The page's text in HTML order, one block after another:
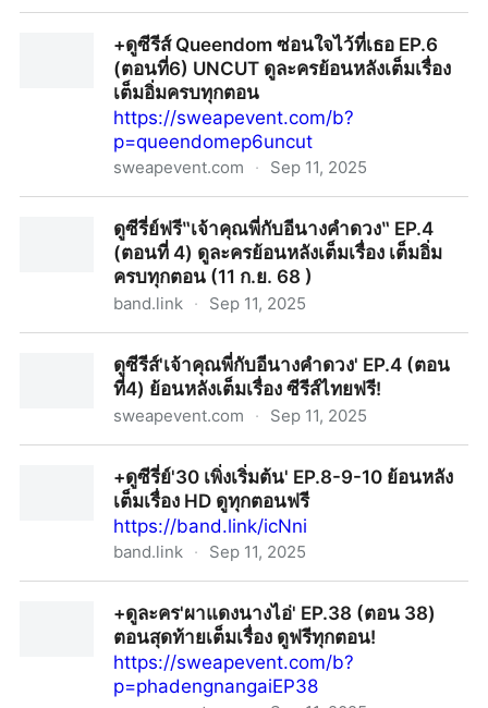
เต็มอิ่มครบทุกตอน+ดูซีรีส์ Queendom ซ่อนใจไว้ที่เธอ EP.6
(ตอนที่6) UNCUT ดูละครย้อนหลังเต็มเรื่อง
เต็มอิ่มครบทุกตอน
https://sweapevent.com/b?
p=queendomep6uncut
sweapevent.com · Sep 11, 2025
UNCUT ดูละครย้อนหลังเต็มเรื่อง เต็มอิ่มครบทุกตอน
ดูซีรี่ย์ฟรี‶เจ้าคุณพี่กับอีนางคำดวง‶ EP.4
(ตอนที่ 4) ดูละครย้อนหลังเต็มเรื่อง เต็มอิ่ม
ครบทุกตอน (11 ก.ย. 68 )
band.link · Sep 11, 2025
ย้อนหลังเต็มเรื่อง เต็มอิ่มครบทุกตอน (11 ก.ย. 68 )
ดูซีรีส์'เจ้าคุณพี่กับอีนางคำดวง' EP.4 (ตอน
ที่4) ย้อนหลังเต็มเรื่อง ซีรีส์ไทยฟรี!
sweapevent.com · Sep 11, 2025
เต็มเรื่อง ซีรีส์ไทยฟรี!+ดูซีรี่ย์'30 เพิ่งเริ่มต้น' EP.8-9-10 ย้อนหลัง
เต็มเรื่อง HD ดูทุกตอนฟรี
https://band.link/icNni
band.link · Sep 11, 2025
+ดูละคร'ผาแดงนางไอ่' EP.38 (ตอน 38)
ตอนสุดท้ายเต็มเรื่อง ดูฟรีทุกตอน!
https://sweapevent.com/b?
p=phadengnangaiEP38